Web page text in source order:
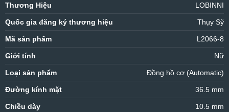
Thương Hiệu LOBINNI
Quốc gia đăng ký thương hiệu Thụy Sỹ
Mã sản phẩm L2066-8
Giới tính Nữ
Loại sản phẩm Đồng hồ cơ (Automatic)
Đường kính mặt 36.5 mm
Chiều dày 10.5 mm